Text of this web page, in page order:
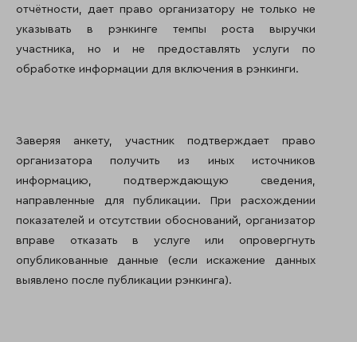
отчётности, дает право организатору не только не
указывать в рэнкинге темпы роста выручки
участника, но и не предоставлять услуги по
обработке информации для включения в рэнкинги.
Заверяя анкету, участник подтверждает право
организатора получить из иных источников
информацию, подтверждающую сведения,
направленные для публикации. При расхождении
показателей и отсутствии обоснований, организатор
вправе отказать в услуге или опровергнуть
опубликованные данные (если искажение данных
выявлено после публикации рэнкинга).